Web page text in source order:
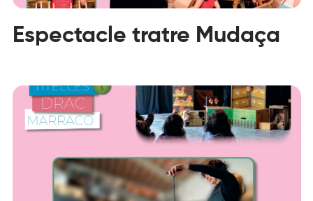
Espectacle tratre Mudaça